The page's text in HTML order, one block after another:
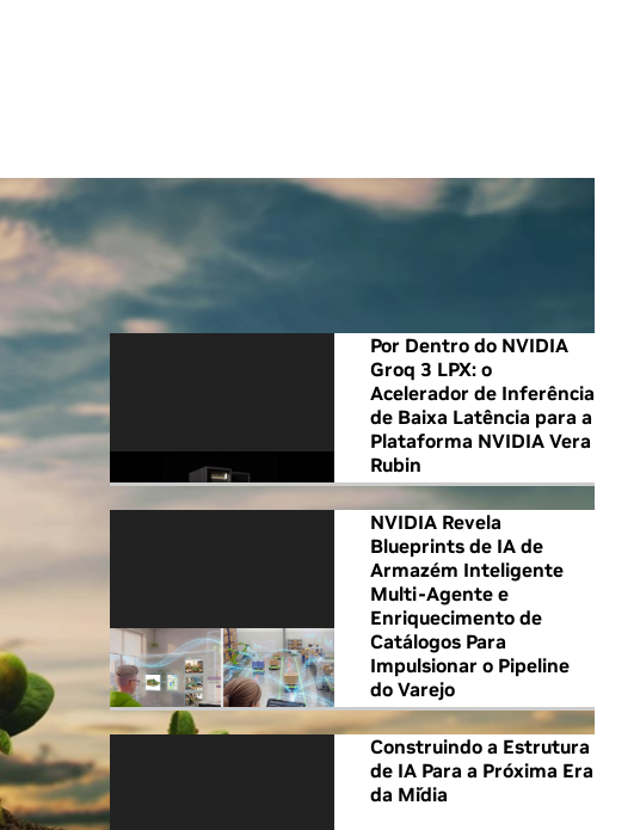
e
se
e
All NVIDIA News
Por Dentro do NVIDIA
Groq 3 LPX: o
Acelerador de Inferência
de Baixa Latência para a
Plataforma NVIDIA Vera
Rubin
NVIDIA Revela
Blueprints de IA de
Armazém Inteligente
Multi-Agente e
Enriquecimento de
Catálogos Para
Impulsionar o Pipeline
do Varejo
Construindo a Estrutura
de IA Para a Próxima Era
da Mídia